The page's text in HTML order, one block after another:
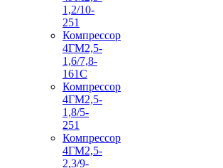
1,2/10-
251
Компрессор
4ГМ2,5-
1,6/7,8-
161С
Компрессор
4ГМ2,5-
1,8/5-
251
Компрессор
4ГМ2,5-
2,3/9-